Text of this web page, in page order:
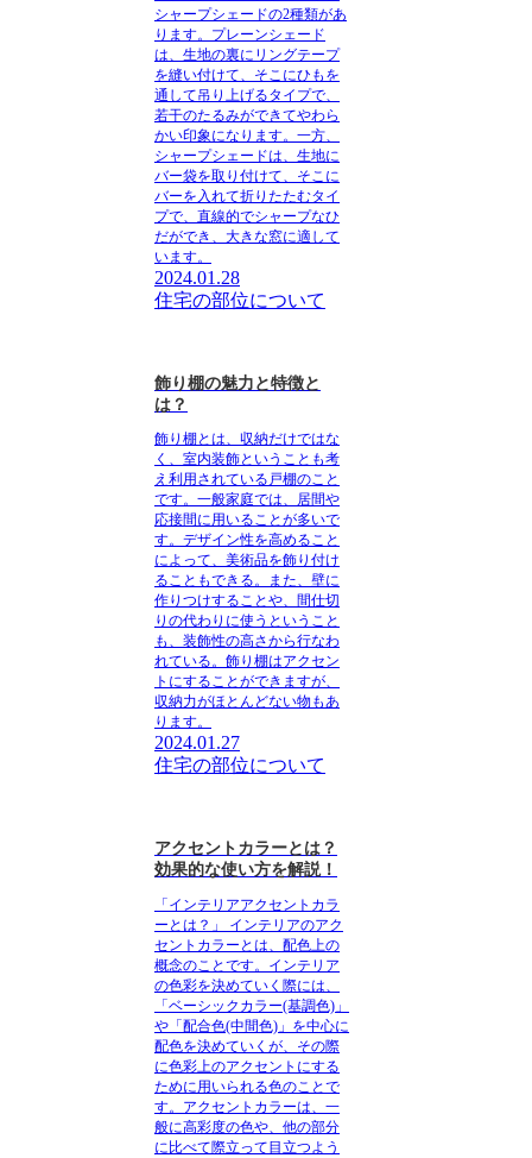
シャープシェードの2種類があ
ります。プレーンシェード
は、生地の裏にリングテープ
を縫い付けて、そこにひもを
通して吊り上げるタイプで、
若干のたるみができてやわら
かい印象になります。一方、
シャープシェードは、生地に
バー袋を取り付けて、そこに
バーを入れて折りたたむタイ
プで、直線的でシャープなひ
だができ、大きな窓に適して
います。
2024.01.28
住宅の部位について
飾り棚の魅力と特徴と
は？
飾り棚とは、収納だけではな
く、室内装飾ということも考
え利用されている戸棚のこと
です。 一般家庭では、居間や
応接間に用いることが多いで
す。 デザイン性を高めること
によって、美術品を飾り付け
ることもできる。また、 壁に
作りつけすることや、間仕切
りの代わりに使うということ
も、装飾性の高さから行なわ
れている。飾り棚はアクセン
トにすることができますが、
収納力がほとんどない物もあ
ります。
2024.01.27
住宅の部位について
アクセントカラーとは？
効果的な使い方を解説！
「インテリアアクセントカラ
ーとは？」
インテリアのアク
セントカラーとは、配色上の
概念のことです。インテリア
の色彩を決めていく際には、
「ベーシックカラー(基調色)」
や「配合色(中間色)」を中心に
配色を決めていく が、その際
に色彩上のアクセントにする
ために用いられる色のことで
す。 アクセントカラーは、一
般に高彩度の色や、他の部分
に比べて際立って目立つよう